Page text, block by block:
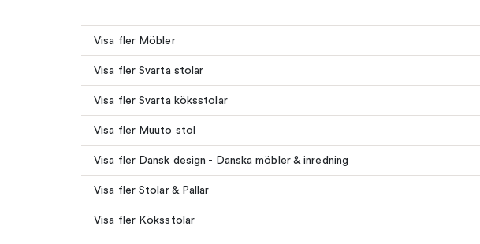
Visa fler Möbler
Visa fler Svarta stolar
Visa fler Svarta köksstolar
Visa fler Muuto stol
Visa fler Dansk design - Danska möbler & inredning
Visa fler Stolar & Pallar
Visa fler Köksstolar